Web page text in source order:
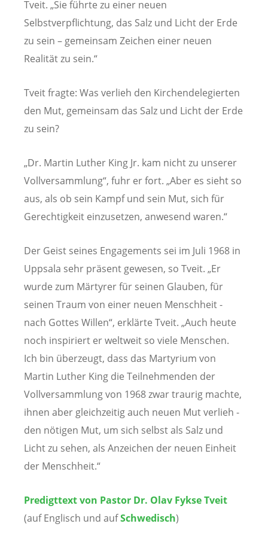
Tveit. „Sie führte zu einer neuen
Selbstverpflichtung, das Salz und Licht der Erde
zu sein – gemeinsam Zeichen einer neuen
Realität zu sein.“
Tveit fragte: Was verlieh den Kirchendelegierten
den Mut, gemeinsam das Salz und Licht der Erde
zu sein?
„Dr. Martin Luther King Jr. kam nicht zu unserer
Vollversammlung“, fuhr er fort. „Aber es sieht so
aus, als ob sein Kampf und sein Mut, sich für
Gerechtigkeit einzusetzen, anwesend waren.“
Der Geist seines Engagements sei im Juli 1968 in
Uppsala sehr präsent gewesen, so Tveit. „Er
wurde zum Märtyrer für seinen Glauben, für
seinen Traum von einer neuen Menschheit -
nach Gottes Willen“, erklärte Tveit. „Auch heute
noch inspiriert er weltweit so viele Menschen.
Ich bin überzeugt, dass das Martyrium von
Martin Luther King die Teilnehmenden der
Vollversammlung von 1968 zwar traurig machte,
ihnen aber gleichzeitig auch neuen Mut verlieh -
den nötigen Mut, um sich selbst als Salz und
Licht zu sehen, als Anzeichen der neuen Einheit
der Menschheit.“
Predigttext von Pastor Dr. Olav Fykse Tveit
(auf Englisch und aufSchwedisch)